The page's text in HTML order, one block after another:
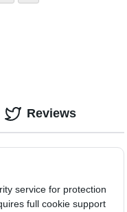
service for protection
full cookie support
Reviews